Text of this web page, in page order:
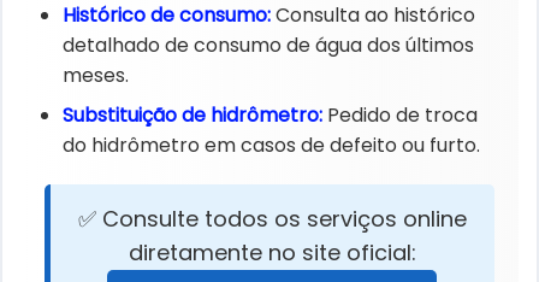
Histórico de consumo:​Consulta ao histórico
detalhado de consumo de água dos últimos
meses.
Substituição de hidrômetro:​ Pedido de troca
do hidrômetro em casos de defeito ou furto.
✅ Consulte todos os serviços online
diretamente no site oficial: